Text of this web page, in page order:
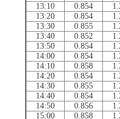
13:10
0.854
13:20
0.854
13:30
0.855
13:40
0.852
13:50
0.854
14:00
0.854
14:10
0.858
14:20
0.854
14:30
0.855
14:40
0.854
14:50
0.856
15:00
0.858